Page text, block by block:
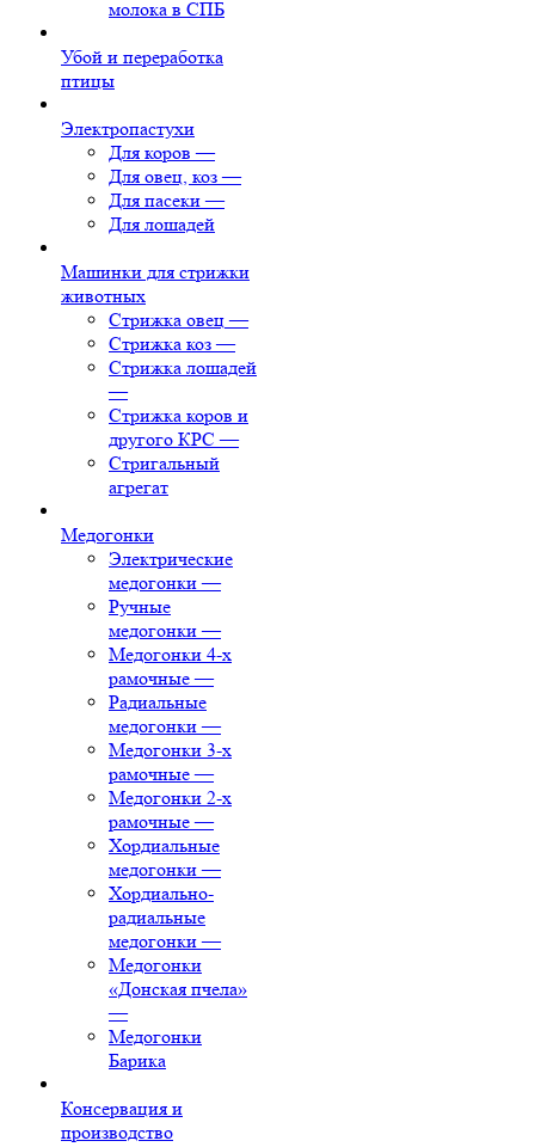
молока в СПБ
Убой и переработка
птицы
Электропастухи
Для коров —
Для овец, коз —
Для пасеки —
Для лошадей
Машинки для стрижки
животных
Стрижка овец —
Стрижка коз —
Стрижка лошадей
—
Стрижка коров и
другого КРС —
Стригальный
агрегат
Медогонки
Электрические
медогонки —
Ручные
медогонки —
Медогонки 4-х
рамочные —
Радиальные
медогонки —
Медогонки 3-х
рамочные —
Медогонки 2-х
рамочные —
Хордиальные
медогонки —
Хордиально-
радиальные
медогонки —
Медогонки
«Донская пчела»
—
Медогонки
Барика
Консервация и
производство